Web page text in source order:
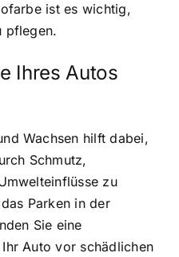
ist es wichtig,
pflegen.
Ihres Autos
Wachsen hilft dabei,
Schmutz,
zu
Parken in der
Sie eine
Auto vor schädlichen